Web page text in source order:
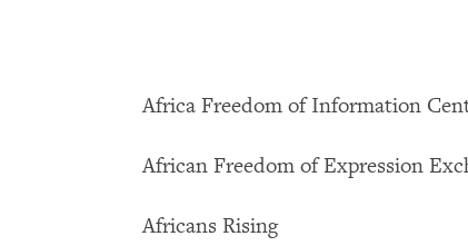
Africa Freedom of Information
African Freedom of Expression
Africans Rising